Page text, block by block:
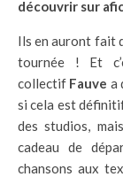
découvrir sur
Ils en auront fait
tournée ! Et
collectif Fauve a
si cela est
des studios,
cadeau de
chansons aux